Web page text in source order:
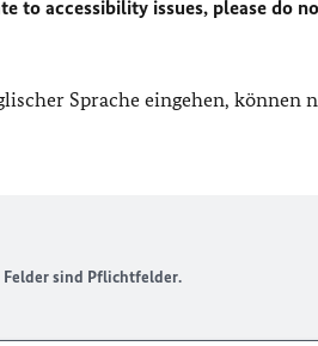
to accessibility issues, please do
Sprache eingehen, können
Felder sind Pflichtfelder.